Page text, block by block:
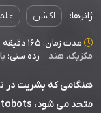
ژانرها: اکشن
مدت زمان: 165 دقیقه
مکزیک، هند رده سنی: